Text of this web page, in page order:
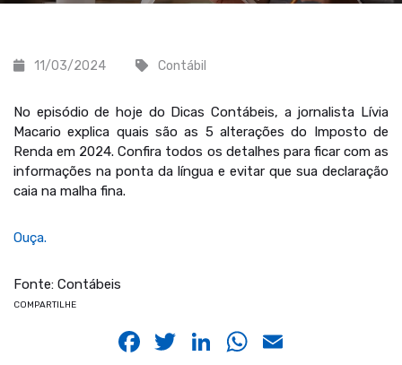
11/03/2024 Contábil
No episódio de hoje do Dicas Contábeis, a jornalista Lívia
Macario explica quais são as 5 alterações do Imposto de
Renda em 2024. Confira todos os detalhes para ficar com as
informações na ponta da língua e evitar que sua declaração
caia na malha fina.
Ouça.
Fonte: Contábeis
COMPARTILHE
Facebook
Twitter
LinkedIn
WhatsApp